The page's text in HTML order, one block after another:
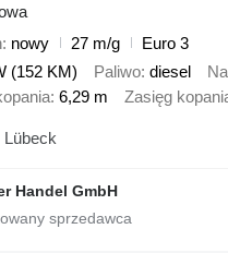
nowy 27 m/g
Euro 3
(152 KM) Paliwo diesel
6,29 m Zasięg
Lübeck
Handel GmbH